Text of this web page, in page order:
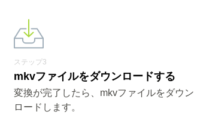
ステップ3
mkvファイルをダウンロードする
変換が完了したら、mkvファイルをダウン
ロードします。